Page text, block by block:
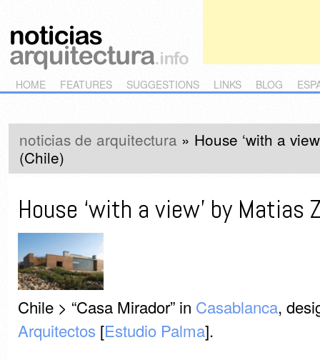
Main menu
Skip to primary content
Skip to secondary content
HOME FEATURES SUGGESTIONS LINKS BLOG
noticias de arquitectura » House ‘with a
(Chile)
House ‘with a view’ by Matias
Chile > “Casa Mirador” in Casablanca,
Arquitectos [Estudio Palma].